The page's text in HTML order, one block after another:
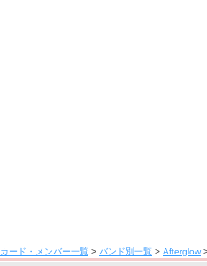
カード・メンバー一覧 > バンド別一覧 > Afterglow